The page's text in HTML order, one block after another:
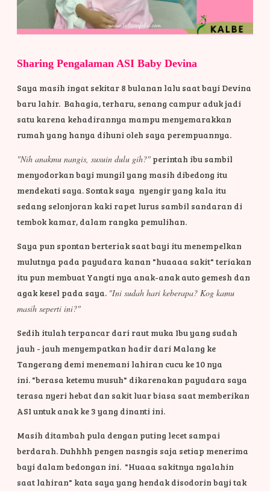
Sharing Pengalaman ASI Baby Devina
Saya masih ingat sekitar 8 bulanan lalu saat bayi Devina
baru lahir. Bahagia, terharu, senang campur aduk jadi
satu karena kehadirannya mampu menyemarakkan
rumah yang hanya dihuni oleh saya perempuannya.
"Nih anakmu nangis, susuin dulu gih?" perintah ibu sambil
menyodorkan bayi mungil yang masih dibedong itu
mendekati saya. Sontak saya nyengir yang kala itu
sedang selonjoran kaki rapet lurus sambil sandaran di
tembok kamar, dalam rangka pemulihan.
Saya pun spontan berteriak saat bayi itu menempelkan
mulutnya pada payudara kanan "huaaaa sakit" teriakan
itu pun membuat Yangti nya anak-anak auto gemesh dan
agak kesel pada saya. "Ini sudah hari keberapa? Kog kamu
masih seperti ini?"
Sedih itulah terpancar dari raut muka Ibu yang sudah
jauh - jauh menyempatkan hadir dari Malang ke
Tangerang demi menemani lahiran cucu ke 10 nya
ini. "berasa ketemu musuh" dikarenakan payudara saya
terasa nyeri hebat dan sakit luar biasa saat memberikan
ASI untuk anak ke 3 yang dinanti ini.
Masih ditambah pula dengan puting lecet sampai
berdarah. Duhhhh pengen nasngis saja setiap menerima
bayi dalam bedongan ini. "Huaaa sakitnya ngalahin
saat lahiran" kata saya yang hendak disodorin bayi tak